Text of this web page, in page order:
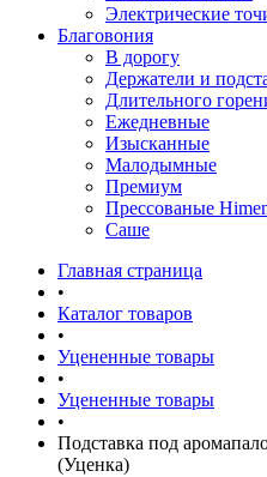
Электрические
Благовония
В дорогу
Держатели и
Длительного
Ежедневные
Изысканные
Малодымные
Премиум
Прессованые
Саше
Главная страница
•
Каталог товаров
•
Уцененные товары
•
Уцененные товары
•
Подставка под
(Уценка)